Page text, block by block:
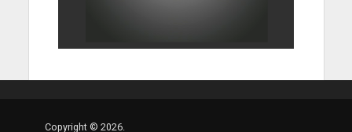
Copyright © 2026.